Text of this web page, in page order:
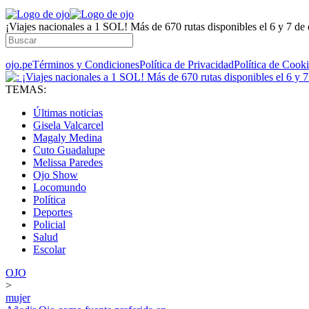
¡Viajes nacionales a 1 SOL! Más de 670 rutas disponibles el 6 y 7 de
ojo.peTérminos y CondicionesPolítica de PrivacidadPolítica de
TEMAS:
Últimas noticias
Gisela Valcarcel
Magaly Medina
Cuto Guadalupe
Melissa Paredes
Ojo Show
Locomundo
Política
Deportes
Policial
Salud
Escolar
OJO
>
mujer